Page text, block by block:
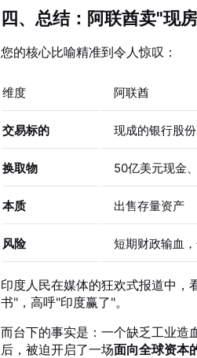
四、总结：阿联酋卖"现
您的核心比喻精准到令人惊叹：
维度 阿联酋
交易标的 现成的银行股
换取物 50亿美元现金
本质 出售存量资产
风险 短期财政输血
印度人民在媒体的狂欢式报道中，
书"，高呼"印度赢了"。
而台下的事实是：一个缺乏工业造
后，被迫开启了一场面向全球资本